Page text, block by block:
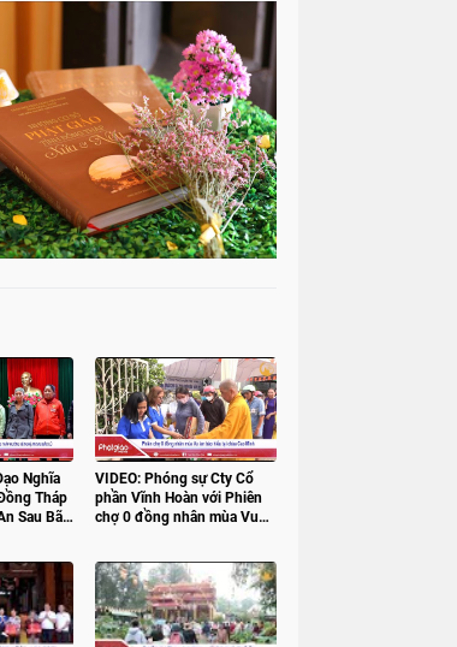
Nghĩa
Tháp
Sau Bão
VIDEO: Phóng sự Cty Cổ
phần Vĩnh Hoàn với Phiên
chợ 0 đồng nhân mùa Vu